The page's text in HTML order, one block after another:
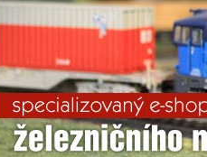
Železniční